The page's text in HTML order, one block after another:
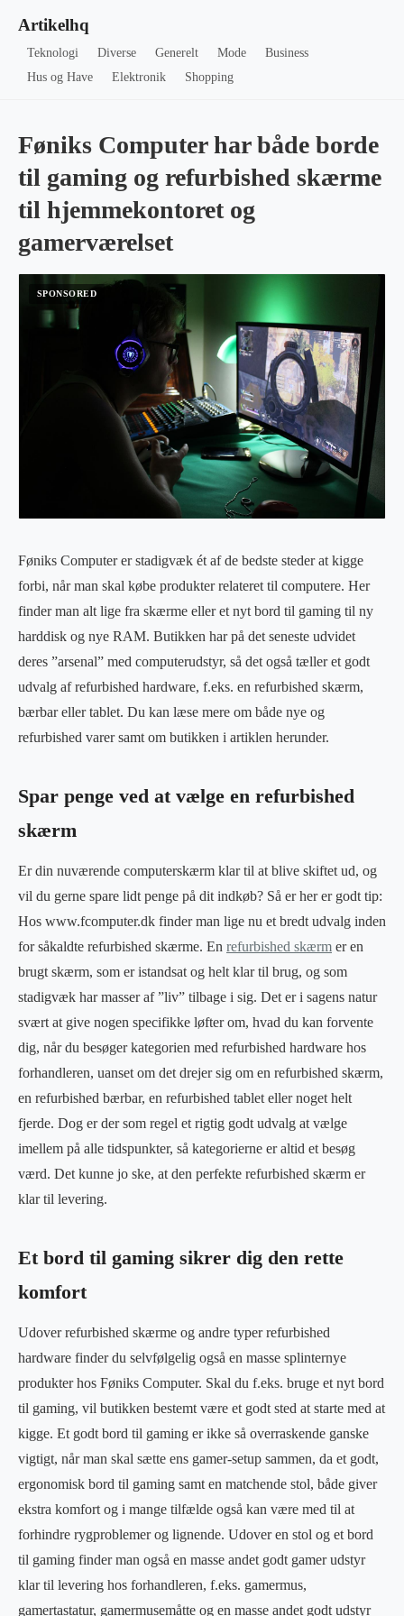
Artikelhq
Teknologi Diverse Generelt Mode
Business
Hus og Have
Elektronik Shopping
Føniks Computer har både borde
til gaming og refurbished skærme
til hjemmekontoret og
gamerværelset
Føniks Computer er stadigvæk ét af de bedste steder at kigge
forbi, når man skal købe produkter relateret til computere. Her
finder man alt lige fra skærme eller et nyt bord til gaming til ny
harddisk og nye RAM. Butikken har på det seneste udvidet
deres ”arsenal” med computerudstyr, så det også tæller et godt
udvalg af refurbished hardware, f.eks. en refurbished skærm,
bærbar eller tablet. Du kan læse mere om både nye og
refurbished varer samt om butikken i artiklen herunder.
Spar penge ved at vælge en refurbished
skærm
Er din nuværende computerskærm klar til at blive skiftet ud, og
vil du gerne spare lidt penge på dit indkøb? Så er her er godt tip:
Hos www.fcomputer.dk finder man lige nu et bredt udvalg inden
for såkaldte refurbished skærme. En refurbished skærm er en
brugt skærm, som er istandsat og helt klar til brug, og som
stadigvæk har masser af ”liv” tilbage i sig. Det er i sagens natur
svært at give nogen specifikke løfter om, hvad du kan forvente
dig, når du besøger kategorien med refurbished hardware hos
forhandleren, uanset om det drejer sig om en refurbished skærm,
en refurbished bærbar, en refurbished tablet eller noget helt
fjerde. Dog er der som regel et rigtig godt udvalg at vælge
imellem på alle tidspunkter, så kategorierne er altid et besøg
værd. Det kunne jo ske, at den perfekte refurbished skærm er
klar til levering.
Et bord til gaming sikrer dig den rette
komfort
Udover refurbished skærme og andre typer refurbished
hardware finder du selvfølgelig også en masse splinternye
produkter hos Føniks Computer. Skal du f.eks. bruge et nyt bord
til gaming, vil butikken bestemt være et godt sted at starte med at
kigge. Et godt bord til gaming er ikke så overraskende ganske
vigtigt, når man skal sætte ens gamer-setup sammen, da et godt,
ergonomisk bord til gaming samt en matchende stol, både giver
ekstra komfort og i mange tilfælde også kan være med til at
forhindre rygproblemer og lignende. Udover en stol og et bord
til gaming finder man også en masse andet godt gamer udstyr
klar til levering hos forhandleren, f.eks. gamermus,
gamertastatur, gamermusemåtte og en masse andet godt udstyr